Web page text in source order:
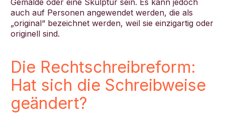
auch auf Personen angewendet werden, die als
„original“ bezeichnet werden, weil sie einzigartig oder
originell sind.
Die Rechtschreibreform:
Hat sich die Schreibweise
geändert?